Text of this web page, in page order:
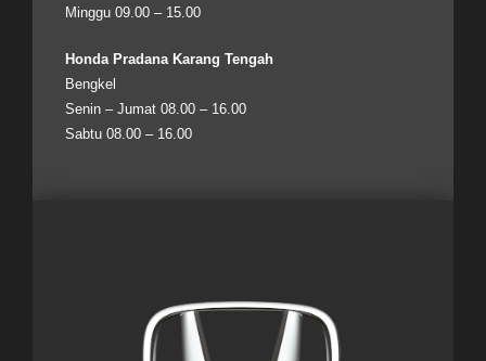
Minggu 09.00 – 15.00
Honda Pradana Karang Tengah
Bengkel
Senin – Jumat 08.00 – 16.00
Sabtu 08.00 – 16.00